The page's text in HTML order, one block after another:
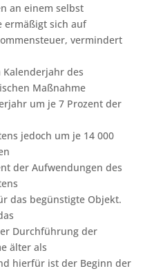
an einem selbst
ermäßigt sich auf
vermindert
des
Maßnahme
um je 7 Prozent der
jedoch um je 14 000
der Aufwendungen des
das begünstigte Objekt.
Durchführung der
älter als
hierfür ist der Beginn der